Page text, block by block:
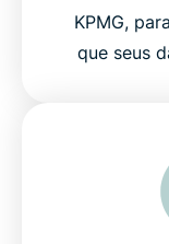
KPMG,
que seus